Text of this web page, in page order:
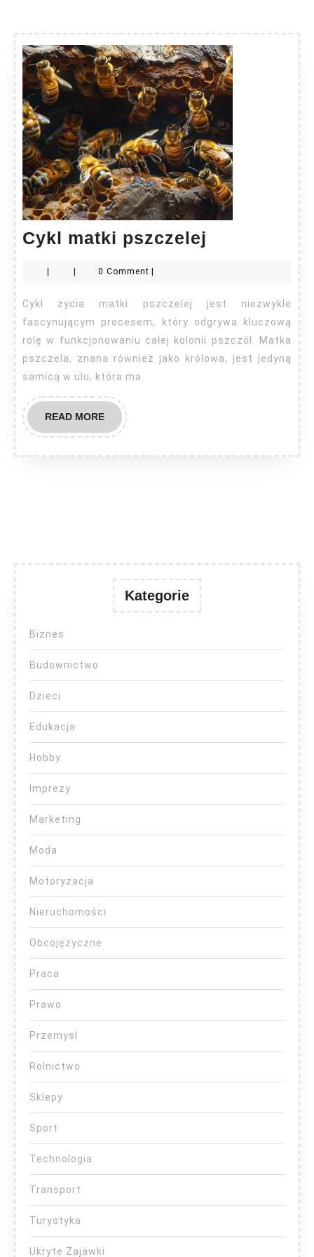
Cykl matki pszczelej
0 Comment
Cykl życia matki pszczelej jest niezwykle
fascynującym procesem, który odgrywa kluczową
rolę w funkcjonowaniu całej kolonii pszczół. Matka
pszczela, znana również jako królowa, jest jedyną
samicą w ulu, która ma
READ MOREREAD
MORE
Kategorie
Biznes
Budownictwo
Dzieci
Edukacja
Hobby
Imprezy
Marketing
Moda
Motoryzacja
Nieruchomości
Obcojęzyczne
Praca
Prawo
Przemysł
Rolnictwo
Sklepy
Sport
Technologia
Transport
Turystyka
Ukryte Zajawki